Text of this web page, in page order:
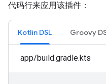
代码行来应用该插件：
Kotlin DSL Groovy
app/build.gradle.kts